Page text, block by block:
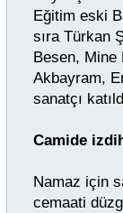
Eğitim eski
sıra Türkan
Besen, Mine
Akbayram,
sanatçı
Camide
Namaz için
cemaati